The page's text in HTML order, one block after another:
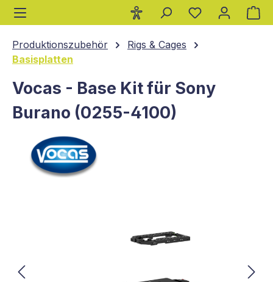
springen
Produktionszubehör
Rigs & Cages
Basisplatten
Vocas - Base Kit für Sony
Burano (0255-4100)